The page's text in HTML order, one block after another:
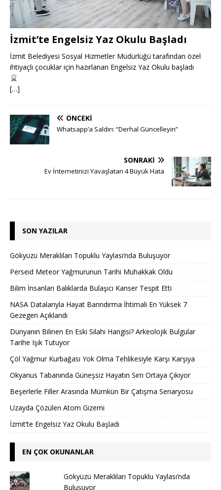
İzmit’te Engelsiz Yaz Okulu Başladı
İzmit Belediyesi Sosyal Hizmetler Müdürlüğü tarafından özel
ihtiyaçlı çocuklar için hazırlanan Engelsiz Yaz Okulu başladı
[…]
ÖNCEKI
Whatsapp’a Saldırı: “Derhal Güncelleyin”
SONRAKI
Ev İnternetinizi Yavaşlatan 4 Büyük Hata
SON YAZILAR
Gökyüzü Meraklıları Topuklu Yaylası’nda Buluşuyor
Perseid Meteor Yağmurunun Tarihi Muhakkak Oldu
Bilim İnsanları Balıklarda Bulaşıcı Kanser Tespit Etti
NASA Datalarıyla Hayat Barındırma İhtimali En Yüksek 7
Gezegen Açıklandı
Dünyanın Bilinen En Eski Silahı Hangisi? Arkeolojik Bulgular
Tarihe Işık Tutuyor
Çöl Yağmur Kurbağası Yok Olma Tehlikesiyle Karşı Karşıya
Okyanus Tabanında Güneşsiz Hayatın Sırrı Ortaya Çıkıyor
Beşerlerle Filler Arasında Mümkün Bir Çatışma Senaryosu
Uzayda Çözülen Atom Gizemi
İzmit’te Engelsiz Yaz Okulu Başladı
EN ÇOK OKUNANLAR
Gökyüzü Meraklıları Topuklu Yaylası’nda
Buluşuyor